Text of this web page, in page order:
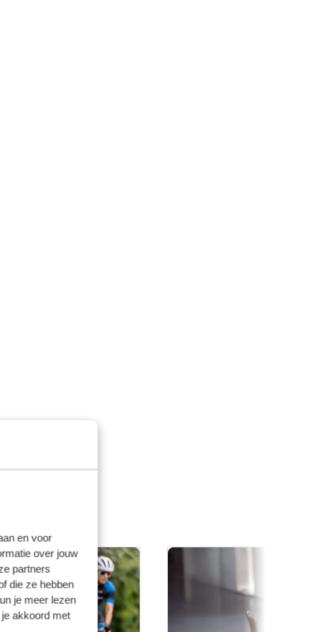
en voor
over jouw
partners
die ze hebben
je meer lezen
akkoord met